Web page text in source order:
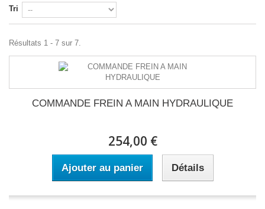
Tri
Résultats 1 - 7 sur 7.
COMMANDE FREIN A MAIN HYDRAULIQUE
254,00 €
Ajouter au panier Détails